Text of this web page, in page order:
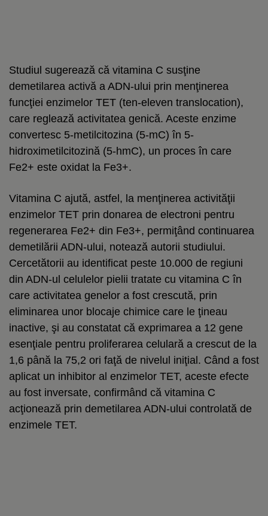
Studiul sugerează că vitamina C susţine
demetilarea activă a ADN-ului prin menţinerea
funcţiei enzimelor TET (ten-eleven translocation),
care reglează activitatea genică. Aceste enzime
convertesc 5-metilcitozina (5-mC) în 5-
hidroximetilcitozină (5-hmC), un proces în care
Fe2+ este oxidat la Fe3+.
Vitamina C ajută, astfel, la menţinerea activităţii
enzimelor TET prin donarea de electroni pentru
regenerarea Fe2+ din Fe3+, permiţând continuarea
demetilării ADN-ului, notează autorii studiului.
Cercetătorii au identificat peste 10.000 de regiuni
din ADN-ul celulelor pielii tratate cu vitamina C în
care activitatea genelor a fost crescută, prin
eliminarea unor blocaje chimice care le ţineau
inactive, şi au constatat că exprimarea a 12 gene
esenţiale pentru proliferarea celulară a crescut de la
1,6 până la 75,2 ori faţă de nivelul iniţial. Când a fost
aplicat un inhibitor al enzimelor TET, aceste efecte
au fost inversate, confirmând că vitamina C
acţionează prin demetilarea ADN-ului controlată de
enzimele TET.